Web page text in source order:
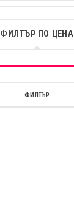
ФИЛТЪР ПО ЦЕНА
ФИЛТЪР